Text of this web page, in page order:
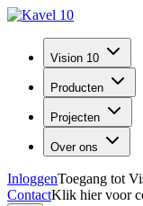
Vision 10
Producten
Projecten
Over ons
InloggenToegang tot
ContactKlik hier voor